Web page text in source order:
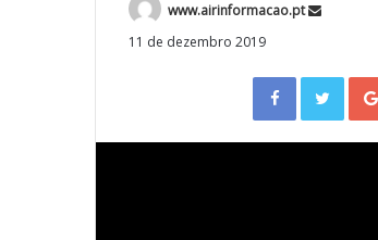
www.airinformacao.pt
11 de dezembro 2019
Facebook Twitter